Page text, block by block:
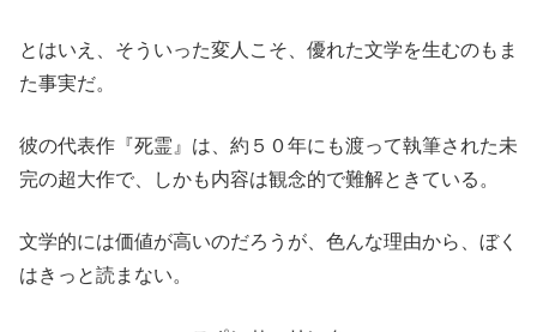
とはいえ、そういった変人こそ、優れた文学を生むのもま
た事実だ。
彼の代表作『死霊』は、約５０年にも渡って執筆された未
完の超大作で、しかも内容は観念的で難解ときている。
文学的には価値が高いのだろうが、色んな理由から、ぼく
はきっと読まない。